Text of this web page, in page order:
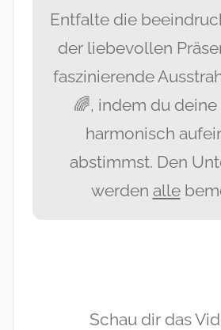
Entfalte die
der liebevollen
faszinierende
🌈, indem du deine
harmonisch
abstimmst. Den
werden alle
Schau dir das